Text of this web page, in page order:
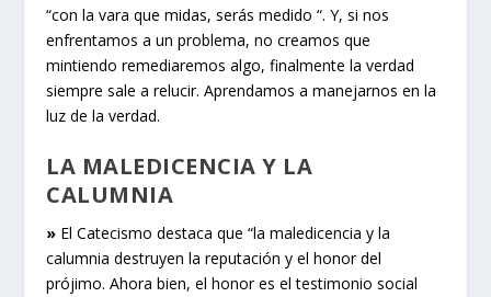
“con la vara que midas, serás medido “. Y, si nos
enfrentamos a un problema, no creamos que
mintiendo remediaremos algo, finalmente la verdad
siempre sale a relucir. Aprendamos a manejarnos en la
luz de la verdad.
LA MALEDICENCIA Y LA
CALUMNIA
» El Catecismo destaca que “la maledicencia y la
calumnia destruyen la reputación y el honor del
prójimo. Ahora bien, el honor es el testimonio social